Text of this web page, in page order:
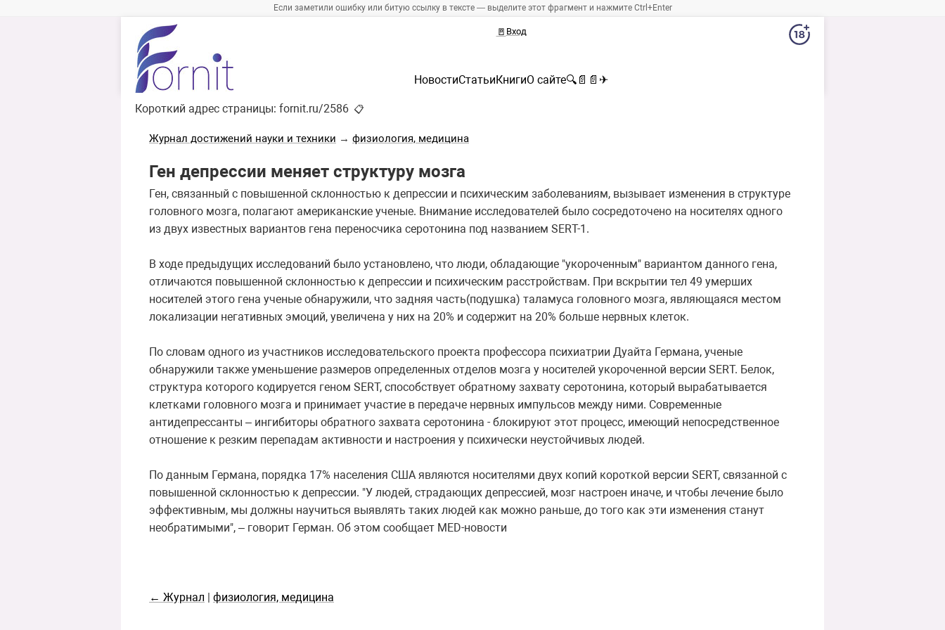
Если заметили ошибку или битую ссылку в тексте — выделите этот фрагмент и нажмите Ctrl+Enter
🚪 Вход
НовостиСтатьиКнигиО сайте🔍 📄 📄 ✈
Короткий адрес страницы: fornit.ru/2586 📋
Журнал достижений науки и техники → физиология, медицина
Ген депрессии меняет структуру мозга
Ген, связанный с повышенной склонностью к депрессии и психическим заболеваниям, вызывает изменения в структуре
головного мозга, полагают американские ученые. Внимание исследователей было сосредоточено на носителях одного
из двух известных вариантов гена переносчика серотонина под названием SERT-1.
В ходе предыдущих исследований было установлено, что люди, обладающие "укороченным" вариантом данного гена,
отличаются повышенной склонностью к депрессии и психическим расстройствам. При вскрытии тел 49 умерших
носителей этого гена ученые обнаружили, что задняя часть(подушка) таламуса головного мозга, являющаяся местом
локализации негативных эмоций, увеличена у них на 20% и содержит на 20% больше нервных клеток.
По словам одного из участников исследовательского проекта профессора психиатрии Дуайта Германа, ученые
обнаружили также уменьшение размеров определенных отделов мозга у носителей укороченной версии SERT. Белок,
структура которого кодируется геном SERT, способствует обратному захвату серотонина, который вырабатывается
клетками головного мозга и принимает участие в передаче нервных импульсов между ними. Современные
антидепрессанты – ингибиторы обратного захвата серотонина - блокируют этот процесс, имеющий непосредственное
отношение к резким перепадам активности и настроения у психически неустойчивых людей.
По данным Германа, порядка 17% населения США являются носителями двух копий короткой версии SERT, связанной с
повышенной склонностью к депрессии. "У людей, страдающих депрессией, мозг настроен иначе, и чтобы лечение было
эффективным, мы должны научиться выявлять таких людей как можно раньше, до того как эти изменения станут
необратимыми", – говорит Герман. Об этом сообщает MED-новости
← Журнал | физиология, медицина